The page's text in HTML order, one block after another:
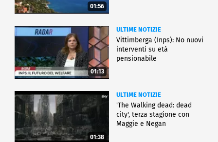
01:56
01:13
ULTIME NOTIZIE
Vittimberga (Inps): No nuovi
interventi su età
pensionabile
01:38
ULTIME NOTIZIE
'The Walking dead: dead
city', terza stagione con
Maggie e Negan